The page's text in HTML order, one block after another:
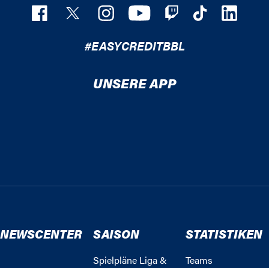
#EASYCREDITBBL
UNSERE APP
NEWSCENTER SAISON
Spielpläne Liga &
STATISTIKEN
Teams